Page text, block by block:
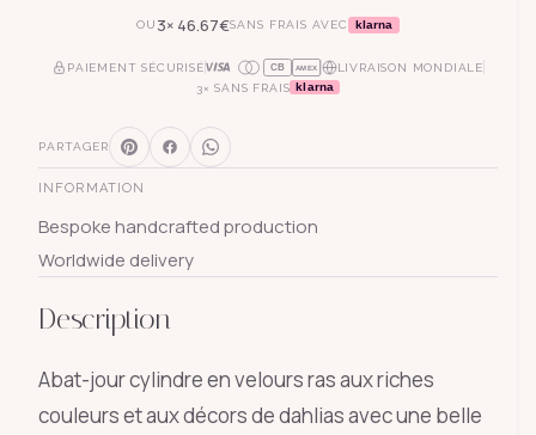
OU 3× 46.67€SANS FRAIS AVEC klarna
PAIEMENT SÉCURISÉ CB AMEX
LIVRAISON MONDIALE
3× SANS FRAIS klarna
PARTAGER
INFORMATION
Bespoke handcrafted production
Worldwide delivery
Description
Abat-jour cylindre en velours ras aux riches
couleurs et aux décors de dahlias avec une belle